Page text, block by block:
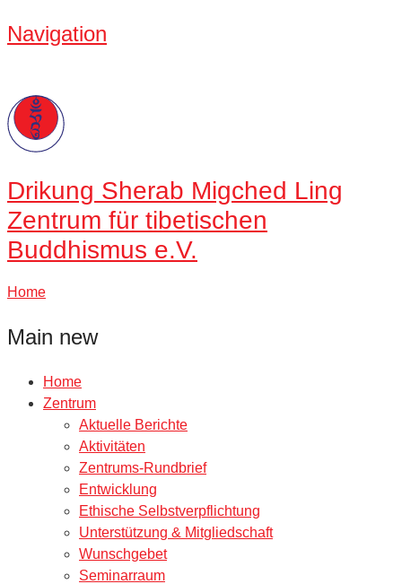
Navigation
Drikung Sherab Migched Ling
Zentrum für tibetischen
Buddhismus e.V.
Home
Main new
Home
Zentrum
Aktuelle Berichte
Aktivitäten
Zentrums-Rundbrief
Entwicklung
Ethische Selbstverpflichtung
Unterstützung & Mitgliedschaft
Wunschgebet
Seminarraum